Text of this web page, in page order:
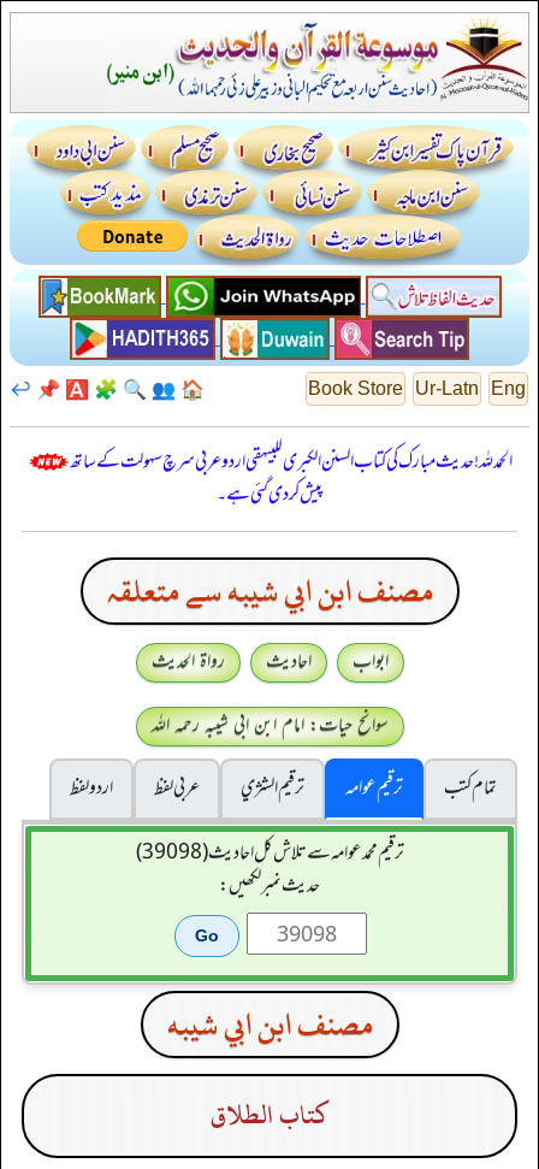
Eng
Ur-Latn
Book Store
🏠
👥
🔍
🧩
🅰️
📌
↩️
الحمدللہ! حدیث مبارک کی کتاب السنن الكبرى للبيهقي اردو عربی سرچ سہولت کے ساتھ
پیش کر دی گئی ہے۔
مصنف ابن ابي شيبه سے متعلقہ
ابواب احادیث
رواۃ الحدیث
سوانح حیات: امام ابن ابی شیبہ رحمہ اللہ
تمام کتب
ترقیم عوامہ ترقيم الشژي عربی لفظ
اردو لفظ
ترقیم محمدعوامہ سے تلاش کل احادیث (39098)
حدیث نمبر لکھیں:
مصنف ابن ابي شيبه
كتاب الطلاق